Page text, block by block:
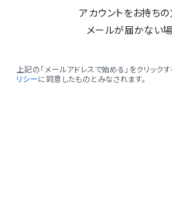
アカウントをお持ち
メールが届かない
上記の「メールアドレスで始める」をクリック
リシーに同意したものとみなされます。